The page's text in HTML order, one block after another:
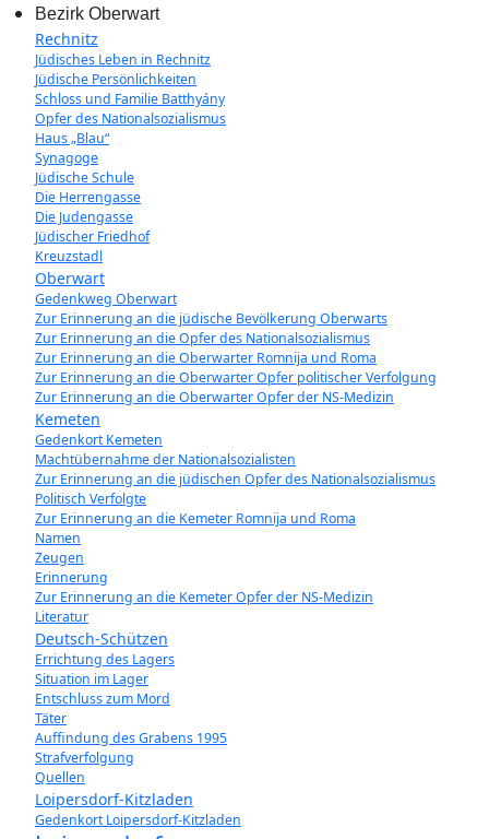
Bezirk Oberwart
Rechnitz
Jüdisches Leben in Rechnitz
Jüdische Persönlichkeiten
Schloss und Familie Batthyány
Opfer des Nationalsozialismus
Haus „Blau“
Synagoge
Jüdische Schule
Die Herrengasse
Die Judengasse
Jüdischer Friedhof
Kreuzstadl
Oberwart
Gedenkweg Oberwart
Zur Erinnerung an die jüdische Bevölkerung Oberwarts
Zur Erinnerung an die Opfer des Nationalsozialismus
Zur Erinnerung an die Oberwarter Romnija und Roma
Zur Erinnerung an die Oberwarter Opfer politischer Verfolgung
Zur Erinnerung an die Oberwarter Opfer der NS-Medizin
Kemeten
Gedenkort Kemeten
Machtübernahme der Nationalsozialisten
Zur Erinnerung an die jüdischen Opfer des Nationalsozialismus
Politisch Verfolgte
Zur Erinnerung an die Kemeter Romnija und Roma
Namen
Zeugen
Erinnerung
Zur Erinnerung an die Kemeter Opfer der NS-Medizin
Literatur
Deutsch-Schützen
Errichtung des Lagers
Situation im Lager
Entschluss zum Mord
Täter
Auffindung des Grabens 1995
Strafverfolgung
Quellen
Loipersdorf-Kitzladen
Gedenkort Loipersdorf-Kitzladen